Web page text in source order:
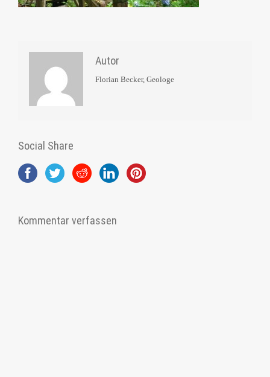
Autor
Florian Becker, Geologe
Social Share
Kommentar verfassen